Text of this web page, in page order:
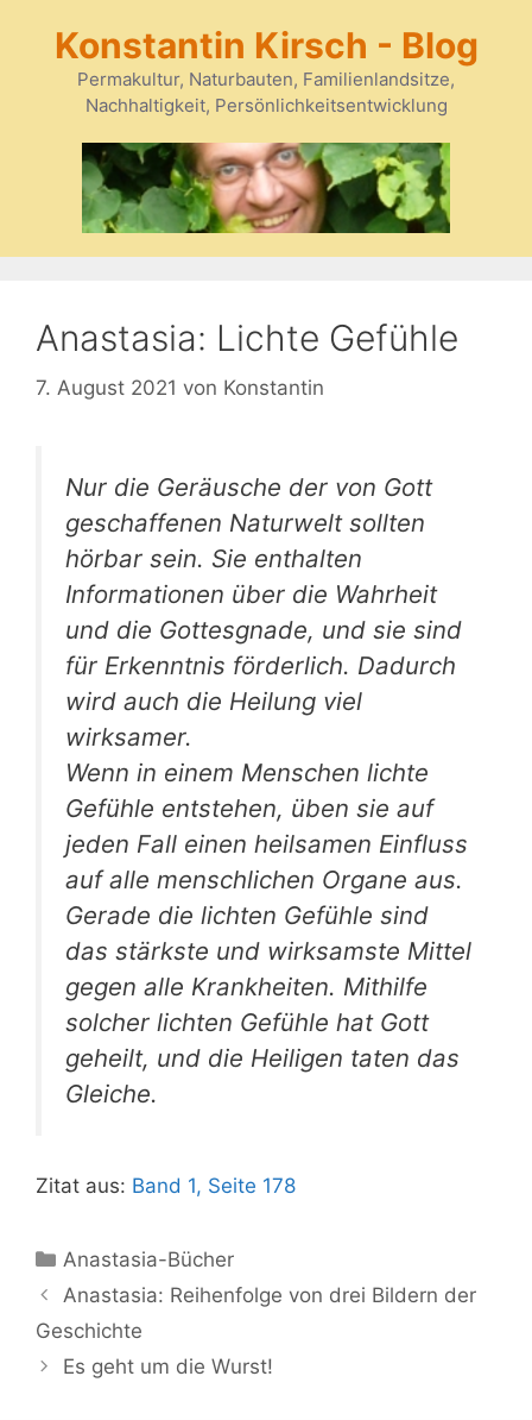
springen
Konstantin Kirsch - Blog
Permakultur, Naturbauten, Familienlandsitze,
Nachhaltigkeit, Persönlichkeitsentwicklung
Anastasia: Lichte Gefühle
7. August 2021 von Konstantin
Nur die Geräusche der von Gott
geschaffenen Naturwelt sollten
hörbar sein. Sie enthalten
Informationen über die Wahrheit
und die Gottesgnade, und sie sind
für Erkenntnis förderlich. Dadurch
wird auch die Heilung viel
wirksamer.
Wenn in einem Menschen lichte
Gefühle entstehen, üben sie auf
jeden Fall einen heilsamen Einfluss
auf alle menschlichen Organe aus.
Gerade die lichten Gefühle sind
das stärkste und wirksamste Mittel
gegen alle Krankheiten. Mithilfe
solcher lichten Gefühle hat Gott
geheilt, und die Heiligen taten das
Gleiche.
Zitat aus: Band 1, Seite 178
Kategorien
Anastasia-Bücher
Anastasia: Reihenfolge von drei Bildern der
Geschichte
Es geht um die Wurst!